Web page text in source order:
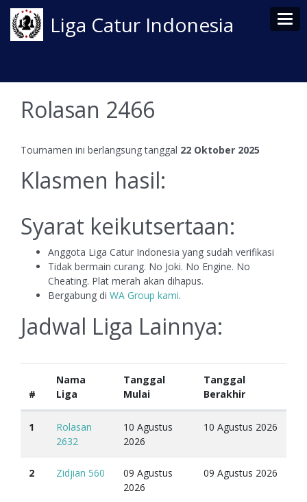
Liga Catur Indonesia
Rolasan 2466
Tournamen ini berlangsung tanggal 22 Oktober 2025
Klasmen hasil:
Syarat keikutsertaan:
Anggota Liga Catur Indonesia yang sudah verifikasi
Tidak bermain curang. No Joki. No Engine. No
Cheating. Plat merah akan dihapus.
Bergabung di WA Group kami.
Jadwal Liga Lainnya:
#
Nama
Liga
Tanggal
Mulai
Tanggal
Berakhir
1
Rolasan
2632
10 Agustus
2026
10 Agustus 2026
2 Zidjian 560
09 Agustus
2026
09 Agustus 2026